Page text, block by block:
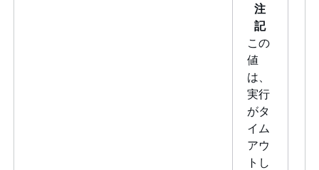
注
記
この
値
は、
実行
がタ
イム
アウ
トし